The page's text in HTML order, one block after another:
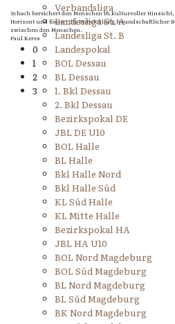
Schach bereichert den Menschen in kulturvoller
Horizont und fördert die Entwicklung freundschaftlicher
zwischen den Menschen.
Paul Keres
0
1
2
3
Verbandsliga
Landesliga St. A
Landesliga St. B
Landespokal
BOL Dessau
BL Dessau
1. Bkl Dessau
2. Bkl Dessau
Bezirkspokal DE
JBL DE U10
BOL Halle
BL Halle
Bkl Halle Nord
Bkl Halle Süd
KL Süd Halle
KL Mitte Halle
Bezirkspokal HA
JBL HA U10
BOL Nord Magdeburg
BOL Süd Magdeburg
BL Nord Magdeburg
BL Süd Magdeburg
BK Nord Magdeburg